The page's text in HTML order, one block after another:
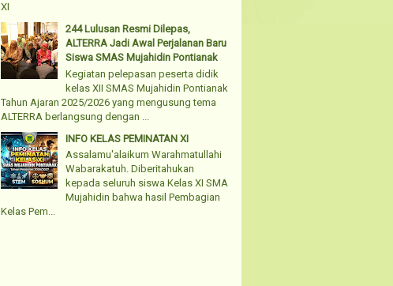
XI
244 Lulusan Resmi Dilepas,
ALTERRA Jadi Awal Perjalanan Baru
Siswa SMAS Mujahidin Pontianak
Kegiatan pelepasan peserta didik
kelas XII SMAS Mujahidin Pontianak
Tahun Ajaran 2025/2026 yang mengusung tema
ALTERRA berlangsung dengan ...
INFO KELAS PEMINATAN XI
Assalamu'alaikum Warahmatullahi
Wabarakatuh. Diberitahukan
kepada seluruh siswa Kelas XI SMA
Mujahidin bahwa hasil Pembagian
Kelas Pem...